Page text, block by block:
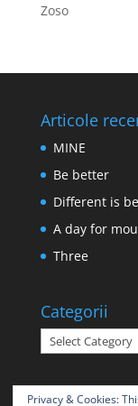
Zoso
Articole
MINE
Be better
Different is
A day for
Three
Categorii
Categorii
Privacy & Cookies: